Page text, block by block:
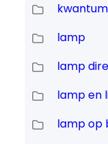
kwantum
lamp
lamp
lamp en
lamp op